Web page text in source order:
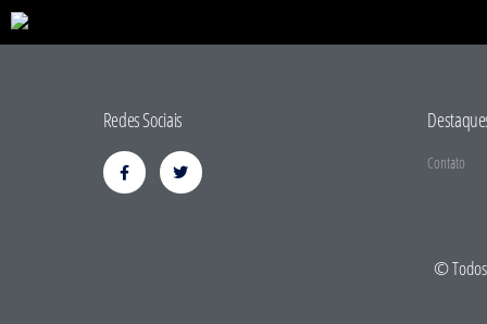
Redes Sociais
Contato
©